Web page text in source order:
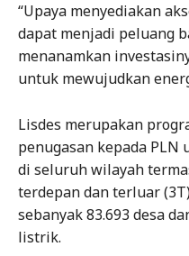
“Upaya menyediakan
dapat menjadi peluang
menanamkan
untuk mewujudkan
Lisdes merupakan
penugasan kepada
di seluruh wilayah
terdepan dan terluar
sebanyak 83.693 desa
listrik.